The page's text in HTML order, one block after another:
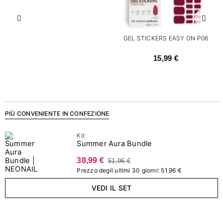
Precedente
GEL STICKERS EASY ON P06
15,99 €
PIÙ CONVENIENTE IN CONFEZIONE
Kit
Summer Aura Bundle
38,99 € 51,96 €
Prezzo degli ultimi 30 giorni: 51.96 €
VEDI IL SET